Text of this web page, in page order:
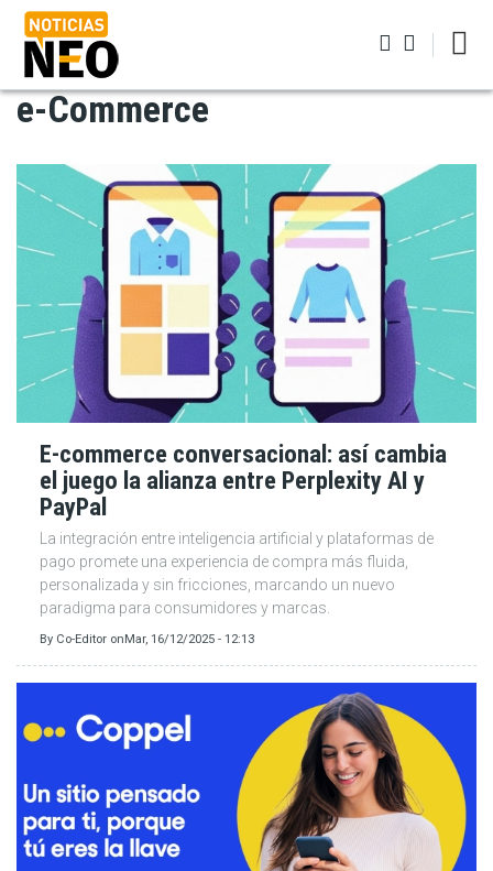
Pasar
contenido
principal
e-Commerce
E-commerce conversacional: así cambia
el juego la alianza entre Perplexity AI y
PayPal
La integración entre inteligencia artificial y plataformas de
pago promete una experiencia de compra más fluida,
personalizada y sin fricciones, marcando un nuevo
paradigma para consumidores y marcas.
By Co-Editor on Mar, 16/12/2025 - 12:13